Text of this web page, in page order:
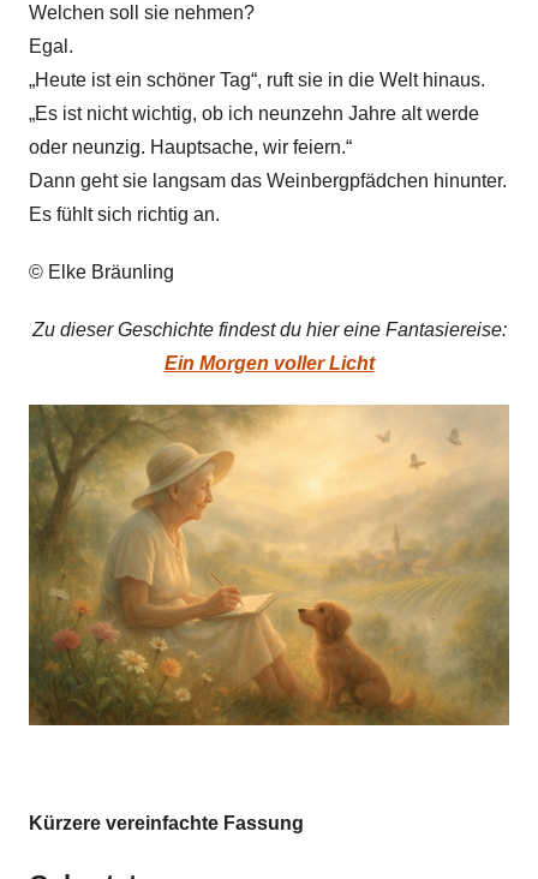
Welchen soll sie nehmen?
Egal.
„Heute ist ein schöner Tag“, ruft sie in die Welt hinaus.
„Es ist nicht wichtig, ob ich neunzehn Jahre alt werde
oder neunzig. Hauptsache, wir feiern.“
Dann geht sie langsam das Weinbergpfädchen hinunter.
Es fühlt sich richtig an.
© Elke Bräunling
Zu dieser Geschichte findest du hier eine Fantasiereise:
Ein Morgen voller Licht
Kürzere vereinfachte Fassung